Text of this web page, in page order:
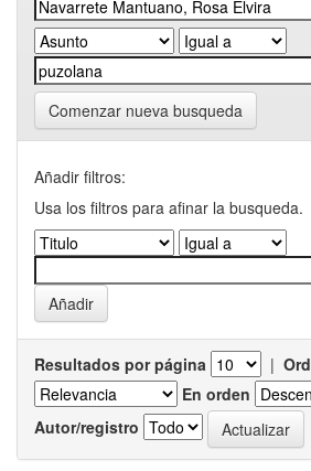
Comenzar nueva busqueda
Añadir filtros:
Usa los filtros para afinar la busqueda.
Resultados por página |
En orden
Autor/registro